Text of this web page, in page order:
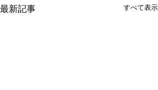
最新記事 すべて表示